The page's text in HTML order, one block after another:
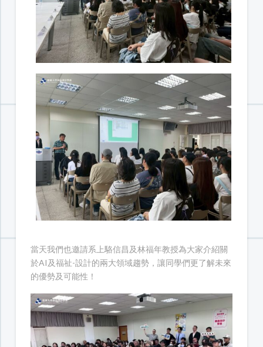
當天我們也邀請系上駱信昌及林福年教授為大家介紹關
於AI及福祉-設計的兩大領域趨勢，讓同學們更了解未來
的優勢及可能性！